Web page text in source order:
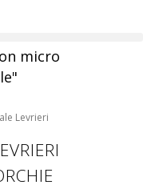
Levrieri